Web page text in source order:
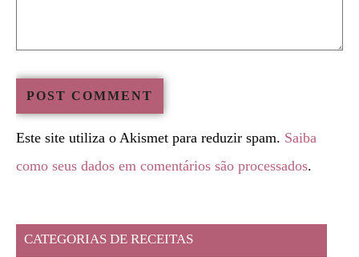
Este site utiliza o Akismet para reduzir spam. Saiba
como seus dados em comentários são processados.
CATEGORIAS DE RECEITAS